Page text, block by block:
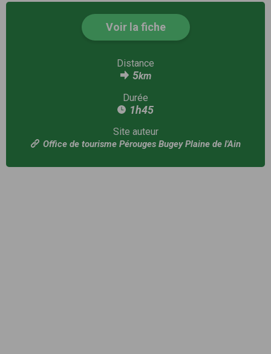
Voir la fiche
Distance
5km
Durée
1h45
Site auteur
Office de tourisme Pérouges Bugey Plaine de l'Ain